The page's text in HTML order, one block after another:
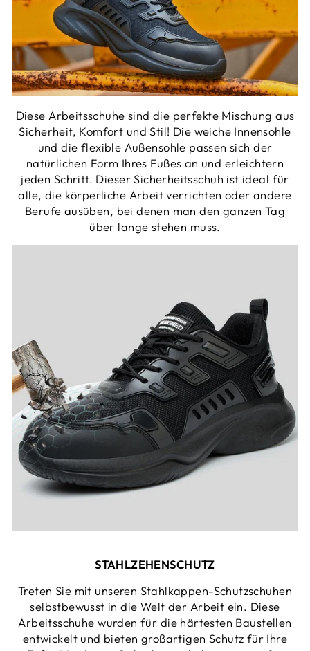
Diese Arbeitsschuhe sind die perfekte Mischung aus
Sicherheit, Komfort und Stil! Die weiche Innensohle
und die flexible Außensohle passen sich der
natürlichen Form Ihres Fußes an und erleichtern
jeden Schritt. Dieser Sicherheitsschuh ist ideal für
alle, die körperliche Arbeit verrichten oder andere
Berufe ausüben, bei denen man den ganzen Tag
über lange stehen muss.
STAHLZEHENSCHUTZ
Treten Sie mit unseren Stahlkappen-Schutzschuhen
selbstbewusst in die Welt der Arbeit ein. Diese
Arbeitsschuhe wurden für die härtesten Baustellen
entwickelt und bieten großartigen Schutz für Ihre